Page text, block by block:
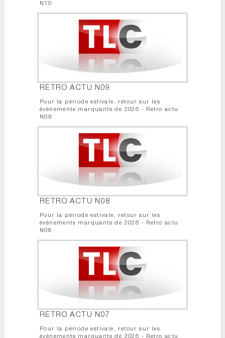
N10
RETRO ACTU N09
Pour la période estivale, retour sur les
événements marquants de 2026 - Retro actu
N09
RETRO ACTU N08
Pour la période estivale, retour sur les
événements marquants de 2026 - Retro actu
N08
RETRO ACTU N07
Pour la période estivale, retour sur les